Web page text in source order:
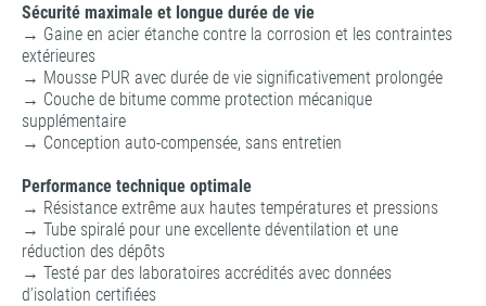
Sécurité maximale et longue durée de vie
→ Gaine en acier étanche contre la corrosion et les contraintes
extérieures
→ Mousse PUR avec durée de vie significativement prolongée
→ Couche de bitume comme protection mécanique
supplémentaire
→ Conception auto-compensée, sans entretien
Performance technique optimale
→ Résistance extrême aux hautes températures et pressions
→ Tube spiralé pour une excellente déventilation et une
réduction des dépôts
→ Testé par des laboratoires accrédités avec données
d’isolation certifiées